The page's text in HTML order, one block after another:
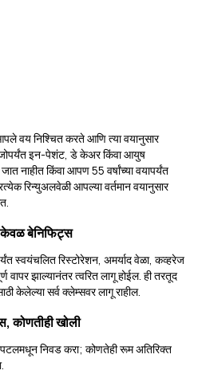
वय निश्चित करते आणि त्या वयानुसार
जोपर्यंत इन-पेशंट, डे केअर किंवा आयुष
नाहीत किंवा आपण 55 वर्षांच्या वयापर्यंत
रिन्युअलवेळी आपल्या वर्तमान वयानुसार
केवळ बेनिफिट्स
स्वयंचलित रिस्टोरेशन, अमर्याद वेळा, कव्हरेज
वापर झाल्यानंतर त्वरित लागू होईल. ही तरतूद
केलेल्या सर्व क्लेम्सवर लागू राहील.
कोणतीही खोली
निवड करा; कोणतेही रूम अतिरिक्त